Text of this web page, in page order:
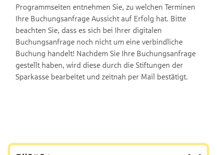
Programmseiten entnehmen Sie, zu welchen Terminen
Ihre Buchungsanfrage Aussicht auf Erfolg hat. Bitte
beachten Sie, dass es sich bei Ihrer digitalen
Buchungsanfrage noch nicht um eine verbindliche
Buchung handelt! Nachdem Sie Ihre Buchungsanfrage
gestellt haben, wird diese durch die Stiftungen der
Sparkasse bearbeitet und zeitnah per Mail bestätigt.